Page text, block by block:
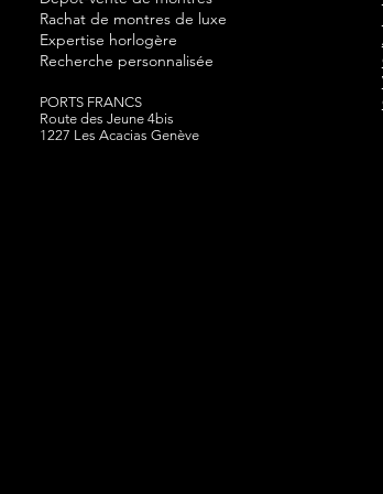
Rachat de montres de luxe
Expertise horlogère
Recherche personnalisée
PORTS FRANCS
Route des Jeune 4bis
1227 Les Acacias Genève